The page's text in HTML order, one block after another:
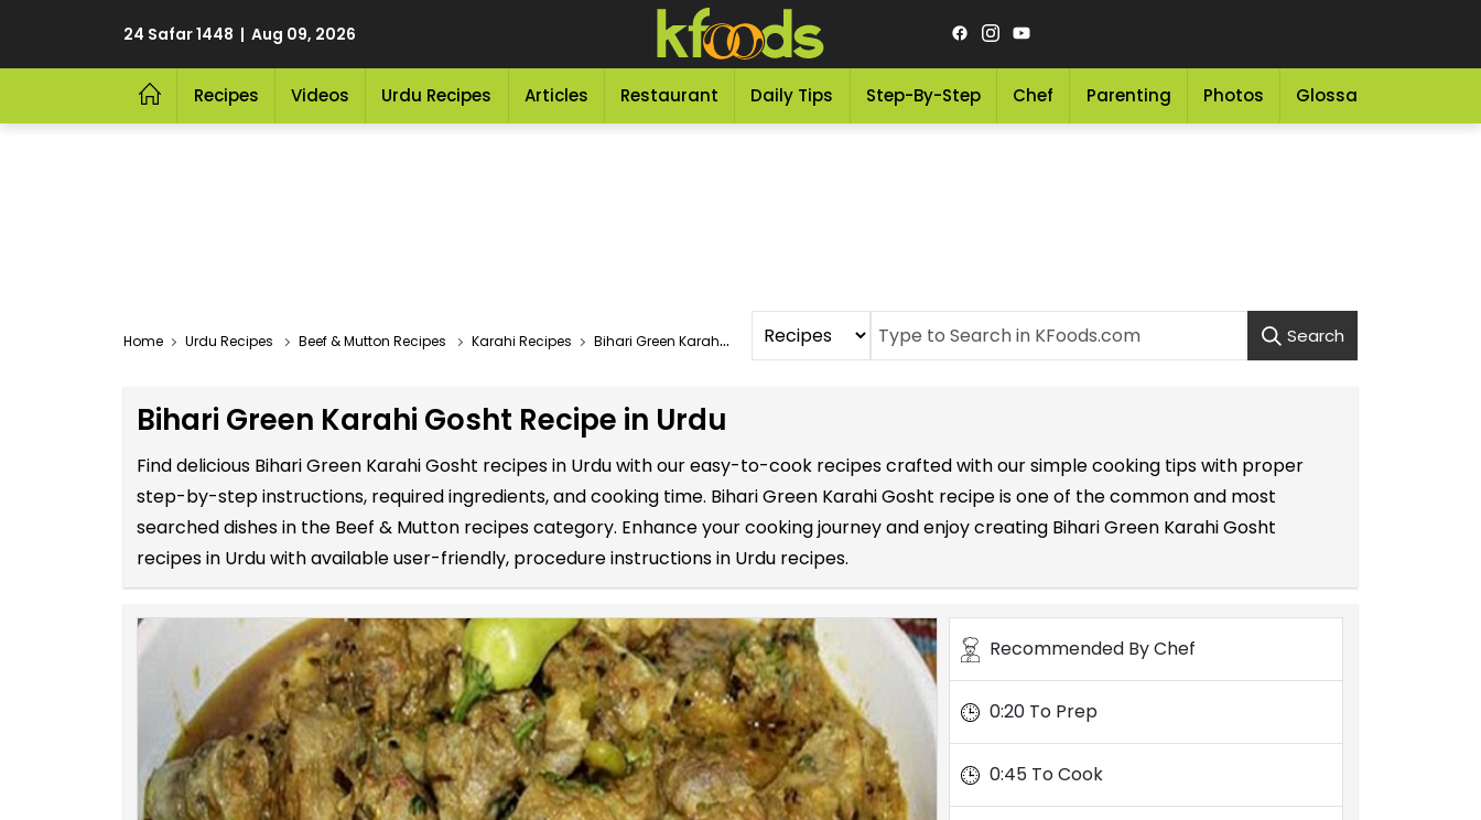
24 Safar 1448 | Aug 09, 2026
Recipes Videos Urdu Recipes Articles Restaurant Daily Tips Step-By-Step Chef Parenting Photos Glossary
Home Urdu Recipes Beef & Mutton Recipes Karahi Recipes Bihari Green Karahi Gosht Recipe In Urdu Search
Bihari Green Karahi Gosht Recipe in Urdu
Find delicious Bihari Green Karahi Gosht recipes in Urdu with our easy-to-cook recipes crafted with our simple cooking tips with proper
step-by-step instructions, required ingredients, and cooking time. Bihari Green Karahi Gosht recipe is one of the common and most
searched dishes in the Beef & Mutton recipes category. Enhance your cooking journey and enjoy creating Bihari Green Karahi Gosht
recipes in Urdu with available user-friendly, procedure instructions in Urdu recipes.
Recommended By Chef
0:20 To Prep
0:45 To Cook